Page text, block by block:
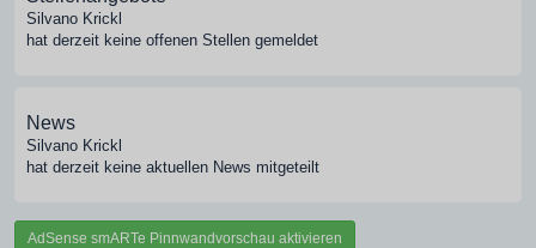
Silvano Krickl
hat derzeit keine offenen Stellen gemeldet
News
Silvano Krickl
hat derzeit keine aktuellen News mitgeteilt
AdSense smARTe Pinnwandvorschau aktivieren